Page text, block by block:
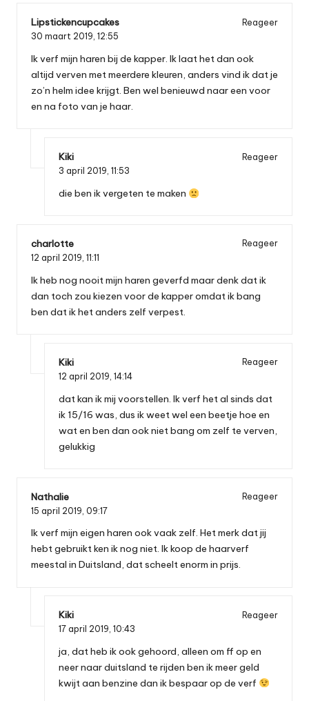
Lipstickencupcakes
Reageer
30 maart 2019, 12:55
Ik verf mijn haren bij de kapper. Ik laat het dan ook
altijd verven met meerdere kleuren, anders vind ik dat je
zo’n helm idee krijgt. Ben wel benieuwd naar een voor
en na foto van je haar.
Kiki
Reageer
3 april 2019, 11:53
die ben ik vergeten te maken
charlotte
Reageer
12 april 2019, 11:11
Ik heb nog nooit mijn haren geverfd maar denk dat ik
dan toch zou kiezen voor de kapper omdat ik bang
ben dat ik het anders zelf verpest.
Kiki
Reageer
12 april 2019, 14:14
dat kan ik mij voorstellen. Ik verf het al sinds dat
ik 15/16 was, dus ik weet wel een beetje hoe en
wat en ben dan ook niet bang om zelf te verven,
gelukkig
Nathalie
Reageer
15 april 2019, 09:17
Ik verf mijn eigen haren ook vaak zelf. Het merk dat jij
hebt gebruikt ken ik nog niet. Ik koop de haarverf
meestal in Duitsland, dat scheelt enorm in prijs.
Kiki
Reageer
17 april 2019, 10:43
ja, dat heb ik ook gehoord, alleen om ff op en
neer naar duitsland te rijden ben ik meer geld
kwijt aan benzine dan ik bespaar op de verf